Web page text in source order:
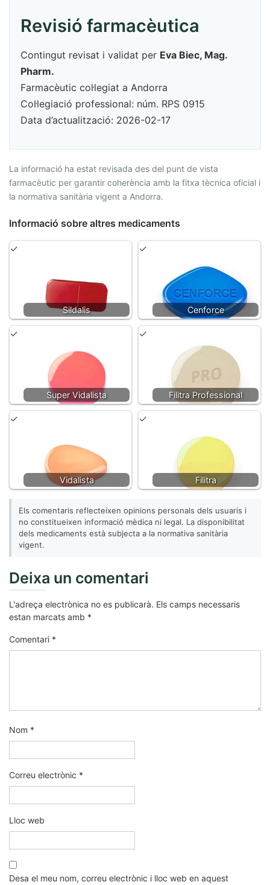
Revisió farmacèutica
Contingut revisat i validat per Eva Biec, Mag.
Pharm.
Farmacèutic col·legiat a Andorra
Col·legiació professional: núm. RPS 0915
Data d’actualització: 2026-02-17
La informació ha estat revisada des del punt de vista
farmacèutic per garantir coherència amb la fitxa tècnica oficial i
la normativa sanitària vigent a Andorra.
Informació sobre altres medicaments
Sildalis Cenforce
Super Vidalista Filitra Professional
Vidalista Filitra
Els comentaris reflecteixen opinions personals dels usuaris i
no constitueixen informació mèdica ni legal. La disponibilitat
dels medicaments està subjecta a la normativa sanitària
vigent.
Deixa un comentari
L'adreça electrònica no es publicarà. Els camps necessaris
estan marcats amb *
Comentari *
Nom *
Correu electrònic *
Lloc web
Desa el meu nom, correu electrònic i lloc web en aquest